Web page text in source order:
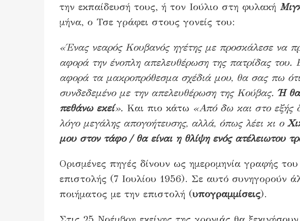
την εκπαίδευσή τους, ή τον Ιούλιο στη φυλακή
μήνα, ο Τσε γράφει στους γονείς του:
«Ένας νεαρός Κουβανός ηγέτης με προσκάλεσε να
αφορά την ένοπλη απελευθέρωση της πατρίδας
αφορά τα μακροπρόθεσμα σχέδιά μου, θα σας πω ότι
συνδεδεμένο με την απελευθέρωση της Κούβας. Ή θα
πεθάνω εκεί». Και πιο κάτω «Από δω και στο εξής
λόγο μεγάλης απογοήτευσης, αλλά, όπως λέει κι ο
μου στον τάφο / θα είναι η θλίψη ενός ατέλειωτου
Ορισμένες πηγές δίνουν ως ημερομηνία γραφής
επιστολής (7 Ιουλίου 1956). Σε αυτό συνηγορούν
ποιήματος με την επιστολή (υπογραμμίσεις).